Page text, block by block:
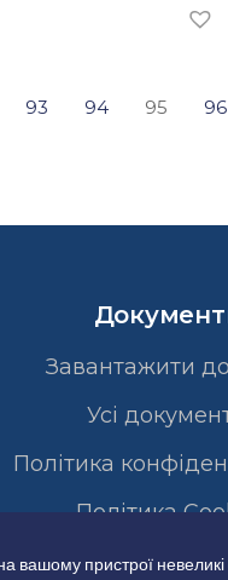
93 94 95 96
Завантажити
Усі
Політика
Полiтика
пристрої